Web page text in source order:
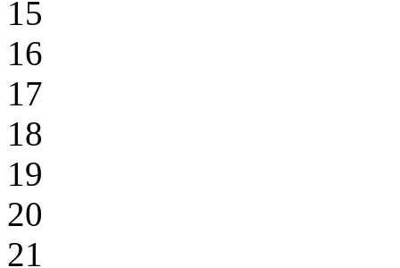
15
16
17
18
19
20
21